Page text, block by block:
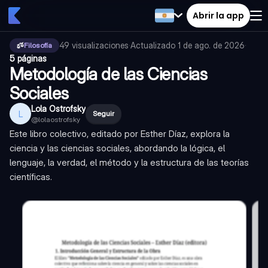
Abrir la app
Filosofía 49 visualizaciones·Actualizado 1 de ago. de 2026·
5 páginas
Metodología de las Ciencias
Sociales
L Lola Ostrofsky
@lolaostrofsky
Seguir
Este libro colectivo, editado por Esther Díaz, explora la
ciencia y las ciencias sociales, abordando la lógica, el
lenguaje, la verdad, el método y la estructura de las teorías
científicas.